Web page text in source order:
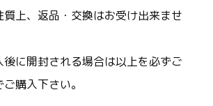
質上、返品・交換はお受け出来ませ
後に開封される場合は以上を必ずご
購入下さい。